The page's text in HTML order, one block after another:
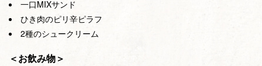
一口MIXサンド
ひき肉のピリ辛ピラフ
2種のシュークリーム
＜お飲み物＞